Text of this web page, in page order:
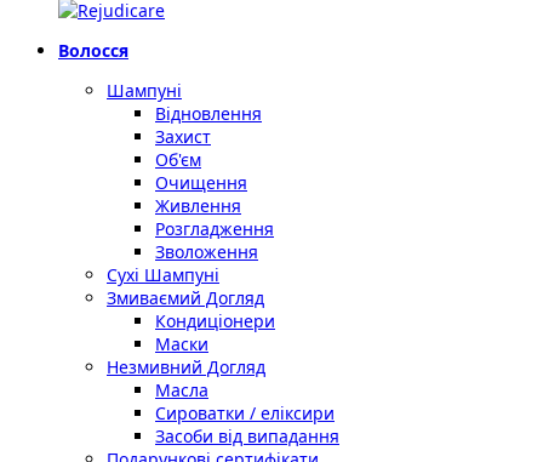
Волосся
Шампуні
Відновлення
Захист
Об'єм
Очищення
Живлення
Розгладження
Зволоження
Сухі Шампуні
Змиваємий Догляд
Кондиціонери
Маски
Незмивний Догляд
Масла
Сироватки / еліксири
Засоби від випадання